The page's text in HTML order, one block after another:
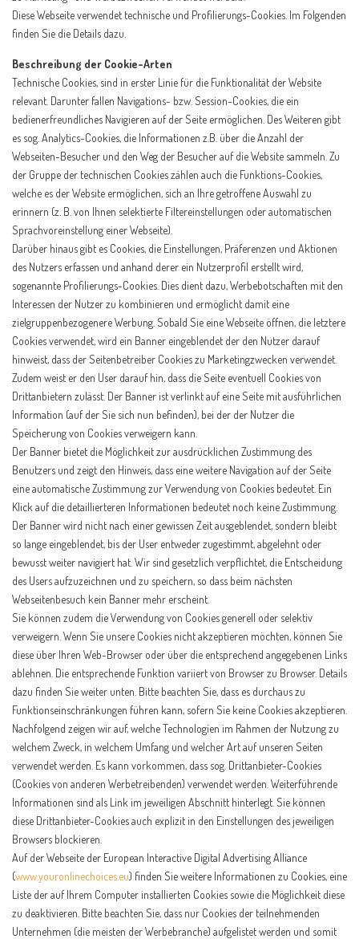
Diese Webseite verwendet technische und Profilierungs-Cookies. Im Folgenden
finden Sie die Details dazu.
Beschreibung der Cookie-Arten
Technische Cookies, sind in erster Linie für die Funktionalität der Website
relevant. Darunter fallen Navigations- bzw. Session-Cookies, die ein
bedienerfreundliches Navigieren auf der Seite ermöglichen. Des Weiteren gibt
es sog. Analytics-Cookies, die Informationen z.B. über die Anzahl der
Webseiten-Besucher und den Weg der Besucher auf die Website sammeln. Zu
der Gruppe der technischen Cookies zählen auch die Funktions-Cookies,
welche es der Website ermöglichen, sich an Ihre getroffene Auswahl zu
erinnern (z. B. von Ihnen selektierte Filtereinstellungen oder automatischen
Sprachvoreinstellung einer Webseite).
Darüber hinaus gibt es Cookies, die Einstellungen, Präferenzen und Aktionen
des Nutzers erfassen und anhand derer ein Nutzerprofil erstellt wird,
sogenannte Profilierungs-Cookies. Dies dient dazu, Werbebotschaften mit den
Interessen der Nutzer zu kombinieren und ermöglicht damit eine
zielgruppenbezogenere Werbung. Sobald Sie eine Webseite öffnen, die letztere
Cookies verwendet, wird ein Banner eingeblendet der den Nutzer darauf
hinweist, dass der Seitenbetreiber Cookies zu Marketingzwecken verwendet.
Zudem weist er den User darauf hin, dass die Seite eventuell Cookies von
Drittanbietern zulässt. Der Banner ist verlinkt auf eine Seite mit ausführlichen
Information (auf der Sie sich nun befinden), bei der der Nutzer die
Speicherung von Cookies verweigern kann.
Der Banner bietet die Möglichkeit zur ausdrücklichen Zustimmung des
Benutzers und zeigt den Hinweis, dass eine weitere Navigation auf der Seite
eine automatische Zustimmung zur Verwendung von Cookies bedeutet. Ein
Klick auf die detaillierteren Informationen bedeutet noch keine Zustimmung.
Der Banner wird nicht nach einer gewissen Zeit ausgeblendet, sondern bleibt
so lange eingeblendet, bis der User entweder zugestimmt, abgelehnt oder
bewusst weiter navigiert hat. Wir sind gesetzlich verpflichtet, die Entscheidung
des Users aufzuzeichnen und zu speichern, so dass beim nächsten
Webseitenbesuch kein Banner mehr erscheint.
Sie können zudem die Verwendung von Cookies generell oder selektiv
verweigern. Wenn Sie unsere Cookies nicht akzeptieren möchten, können Sie
diese über Ihren Web-Browser oder über die entsprechend angegebenen Links
ablehnen. Die entsprechende Funktion variiert von Browser zu Browser. Details
dazu finden Sie weiter unten. Bitte beachten Sie, dass es durchaus zu
Funktionseinschränkungen führen kann, sofern Sie keine Cookies akzeptieren.
Nachfolgend zeigen wir auf, welche Technologien im Rahmen der Nutzung zu
welchem Zweck, in welchem Umfang und welcher Art auf unseren Seiten
verwendet werden. Es kann vorkommen, dass sog. Drittanbieter-Cookies
(Cookies von anderen Werbetreibenden) verwendet werden. Weiterführende
Informationen sind als Link im jeweiligen Abschnitt hinterlegt. Sie können
diese Drittanbieter-Cookies auch explizit in den Einstellungen des jeweiligen
Browsers blockieren.
Auf der Webseite der European Interactive Digital Advertising Alliance
(www.youronlinechoices.eu) finden Sie weitere Informationen zu Cookies, eine
Liste der auf Ihrem Computer installierten Cookies sowie die Möglichkeit diese
zu deaktivieren. Bitte beachten Sie, dass nur Cookies der teilnehmenden
Unternehmen (die meisten der Werbebranche) aufgelistet werden und somit